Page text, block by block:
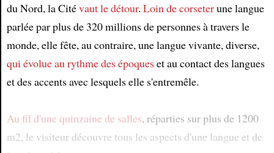
du Nord, la Citévaut le détour. Loin de corseterune langue
parlée par plus de 320 millions de personnes à travers le
monde, elle fête, au contraire, une langue vivante, diverse,
qui évolue au rythme des époqueset au contact des langues
et des accents avec lesquels elle s'entremêle.
Au fil d'une quinzaine de salles, réparties sur plus de 1200
m2, le visiteur découvre tous les aspects d'une langue et de